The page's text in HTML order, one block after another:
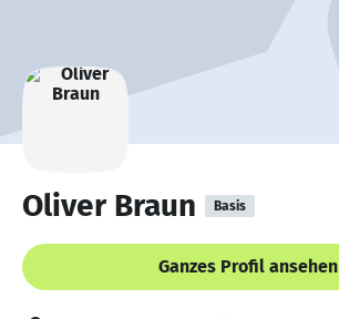
Oliver Braun Basis
Ganzes Profil ansehen